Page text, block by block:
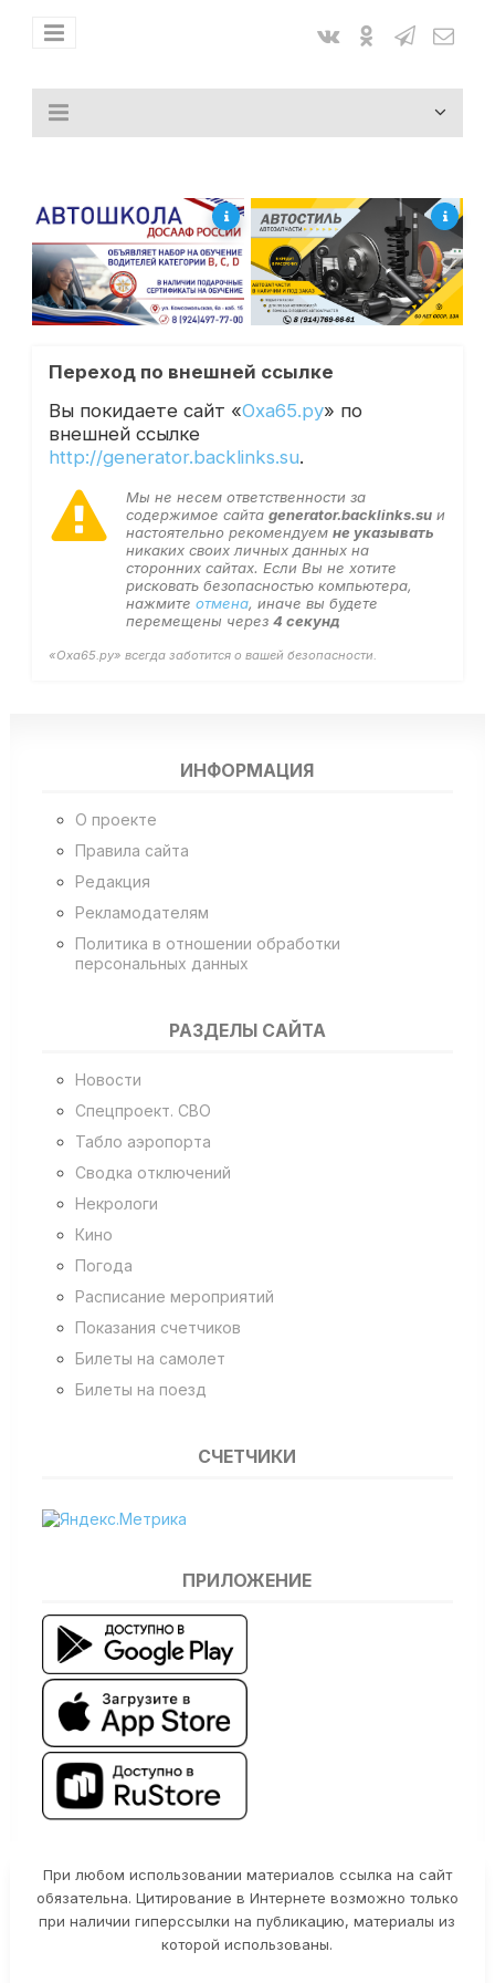
Переход по внешней ссылке
Вы покидаете сайт «Оха65.ру» по
внешней ссылке
http://generator.backlinks.su.
Мы не несем ответственности за
содержимое сайта generator.backlinks.suи
настоятельно рекомендуем не указывать
никаких своих личных данных на
сторонних сайтах. Если Вы не хотите
рисковать безопасностью компьютера,
нажмите отмена, иначе вы будете
перемещены через 4 секунд
«Оха65.ру» всегда заботится о вашей безопасности.
ИНФОРМАЦИЯ
О проекте
Правила сайта
Редакция
Рекламодателям
Политика в отношении обработки
персональных данных
РАЗДЕЛЫ САЙТА
Новости
Спецпроект. СВО
Табло аэропорта
Сводка отключений
Некрологи
Кино
Погода
Расписание мероприятий
Показания счетчиков
Билеты на самолет
Билеты на поезд
СЧЕТЧИКИ
ПРИЛОЖЕНИЕ
При любом использовании материалов ссылка на сайт
обязательна. Цитирование в Интернете возможно только
при наличии гиперссылки на публикацию, материалы из
которой использованы.